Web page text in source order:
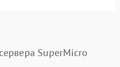
SuperMicro